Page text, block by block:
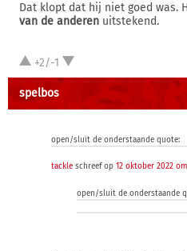
Dat klopt dat hij niet goed was.
van de anderen uitstekend.
+2/-1
spelbos
open/sluit de onderstaande quote:
tackle schreef op 12 oktober 2022 om
open/sluit de onderstaande